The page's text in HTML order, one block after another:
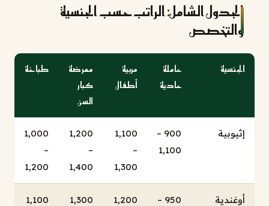
الجدول الشامل: الراتب حسب الجنسية
والتخصص
الجنسية
عاملة
عادية
مربية
أطفال
ممرضة
كبار
السن
طباخة
إثيوبية
900 –
1,100
1,100
–
1,300
1,200
–
1,400
1,000
–
1,200
أوغندية
950 –
1,200
1,300
1,100